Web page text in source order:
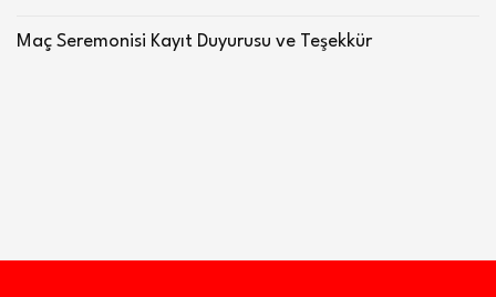
Maç Seremonisi Kayıt Duyurusu ve Teşekkür